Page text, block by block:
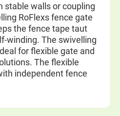
stable walls or coupling
RoFlexs fence gate
the fence tape taut
winding. The swivelling
for flexible gate and
The flexible
independent fence